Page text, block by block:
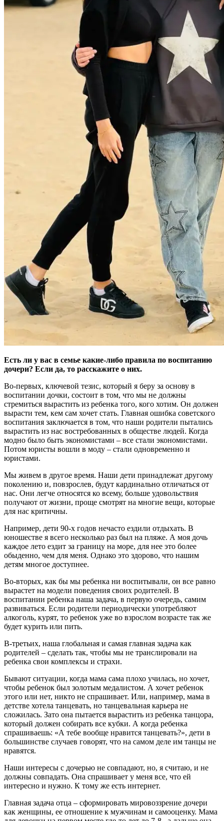
Есть ли у вас в семье какие-либо правила по воспитанию
дочери? Если да, то расскажите о них.
Во-первых, ключевой тезис, который я беру за основу в
воспитании дочки, состоит в том, что мы не должны
стремиться вырастить из ребенка того, кого хотим. Он должен
вырасти тем, кем сам хочет стать. Главная ошибка советского
воспитания заключается в том, что наши родители пытались
вырастить из нас востребованных в обществе людей. Когда
модно было быть экономистами – все стали экономистами.
Потом юристы вошли в моду – стали одновременно и
юристами.
Мы живем в другое время. Наши дети принадлежат другому
поколению и, повзрослев, будут кардинально отличаться от
нас. Они легче относятся ко всему, больше удовольствия
получают от жизни, проще смотрят на многие вещи, которые
для нас критичны.
Например, дети 90-х годов нечасто ездили отдыхать. В
юношестве я всего несколько раз был на пляже. А моя дочь
каждое лето ездит за границу на море, для нее это более
обыденно, чем для меня. Однако это здорово, что нашим
детям многое доступнее.
Во-вторых, как бы мы ребенка ни воспитывали, он все равно
вырастет на модели поведения своих родителей. В
воспитании ребенка наша задача, в первую очередь, самим
развиваться. Если родители периодически употребляют
алкоголь, курят, то ребенок уже во взрослом возрасте так же
будет курить или пить.
В-третьих, наша глобальная и самая главная задача как
родителей – сделать так, чтобы мы не транслировали на
ребенка свои комплексы и страхи.
Бывают ситуации, когда мама сама плохо училась, но хочет,
чтобы ребенок был золотым медалистом. А хочет ребенок
этого или нет, никто не спрашивает. Или, например, мама в
детстве хотела танцевать, но танцевальная карьера не
сложилась. Зато она пытается вырастить из ребенка танцора,
который должен собирать все кубки. А когда ребенка
спрашиваешь: «А тебе вообще нравится танцевать?», дети в
большинстве случаев говорят, что на самом деле им танцы не
нравятся.
Наши интересы с дочерью не совпадают, но, я считаю, и не
должны совпадать. Она спрашивает у меня все, что ей
интересно и нужно. К тому же есть интернет.
Главная задача отца – сформировать мировоззрение дочери
как женщины, ее отношение к мужчинам и самооценку. Мама